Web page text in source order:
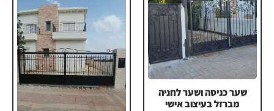
שער כניסה ושער לחניה
מברזל בעיצוב אישי